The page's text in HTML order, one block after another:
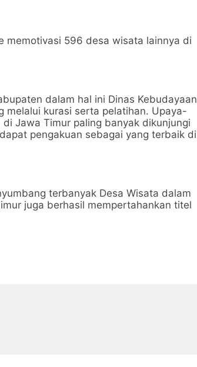
memotivasi 596 desa wisata lainnya di
dalam hal ini Dinas Kebudayaan
melalui kurasi serta pelatihan. Upaya-
Jawa Timur paling banyak dikunjungi
pengakuan sebagai yang terbaik di
terbanyak Desa Wisata dalam
juga berhasil mempertahankan titel